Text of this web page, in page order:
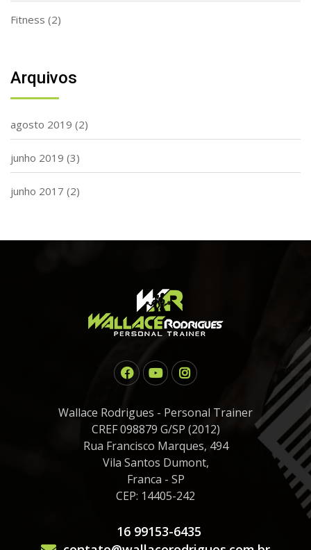
Fitness (2)
Arquivos
agosto 2019 (2)
junho 2019 (3)
junho 2017 (2)
Wallace Rodrigues - Personal Trainer
CREF 098879 G/SP (2012)
Rua Francisco Marques, 494
Vila Santos Dumont,
Franca - SP
CEP: 14405-242
16 99153-6435